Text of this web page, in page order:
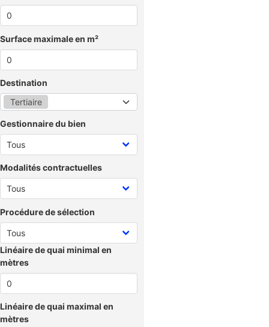
Surface maximale en m²
Destination
Tertiaire
Gestionnaire du bien
Modalités contractuelles
Procédure de sélection
Linéaire de quai minimal en
mètres
Linéaire de quai maximal en
mètres